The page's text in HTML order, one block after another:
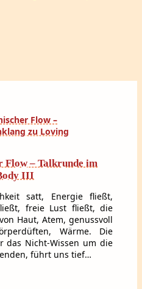
Flow – Talkrunde im
III
satt, Energie fließt,
freie Lust fließt, die
Haut, Atem, genussvoll
Wärme. Die
das Nicht-Wissen um die
führt uns tief…